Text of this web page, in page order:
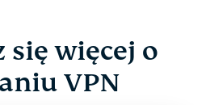
się więcej o
VPN